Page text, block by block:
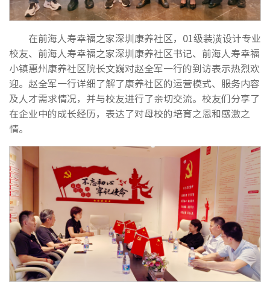
在前海人寿幸福之家深圳康养社区，01级装潢设计专业
校友、前海人寿幸福之家深圳康养社区书记、前海人寿幸福
小镇惠州康养社区院长文巍对赵全军一行的到访表示热烈欢
迎。赵全军一行详细了解了康养社区的运营模式、服务内容
及人才需求情况，并与校友进行了亲切交流。校友们分享了
在企业中的成长经历， 表达了对母校的培育之恩和感激之
情。